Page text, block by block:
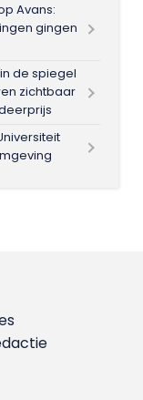
Avans:
gingen
de spiegel
zichtbaar